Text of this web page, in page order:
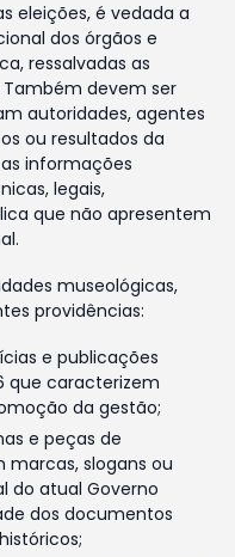
eleições, é vedada a
dos órgãos e
ressalvadas as
Também devem ser
autoridades, agentes
ou resultados da
informações
legais,
que não apresentem
museológicas,
providências:
e publicações
que caracterizem
da gestão;
e peças de
slogans ou
do atual Governo
dos documentos